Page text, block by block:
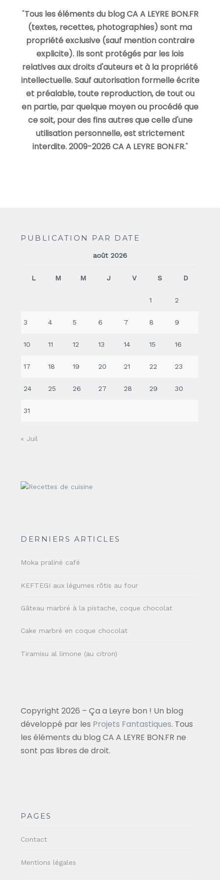
"Tous les éléments du blog CA A LEYRE BON.FR
(textes, recettes, photographies) sont ma
propriété exclusive (sauf mention contraire
explicite). Ils sont protégés par les lois
relatives aux droits d'auteurs et à la propriété
intellectuelle. Sauf autorisation formelle écrite
et préalable, toute reproduction, de tout ou
en partie, par quelque moyen ou procédé que
ce soit, pour des fins autres que celle d'une
utilisation personnelle, est strictement
interdite. 2009-2026 CA A LEYRE BON.FR."
PUBLICATION PAR DATE
août 2026
L M M J V S D
1 2
3 4 5 6 7 8 9
10 11 12 13 14 15 16
17 18 19 20 21 22 23
24 25 26 27 28 29 30
31
« Juil
DERNIERS ARTICLES
Moka praliné café
KEFTEGI aux légumes rôtis au four
Gâteau marbré à la pistache, coque chocolat
Cake marbré en coque chocolat
Tiramisu al limone (au citron)
Copyright 2026 – Ça a Leyre bon ! Un blog
développé par les Projets Fantastiques. Tous
les éléments du blog CA A LEYRE BON.FR ne
sont pas libres de droit.
PAGES
Contact
Mentions légales